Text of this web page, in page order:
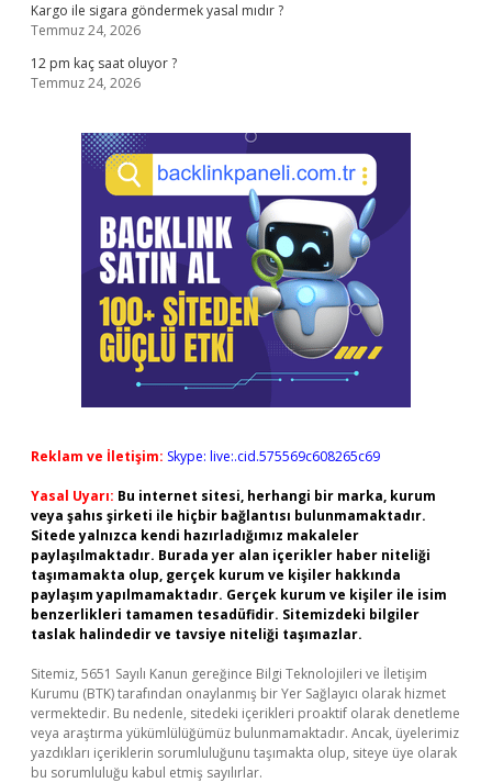
Kargo ile sigara göndermek yasal mıdır ?
Temmuz 24, 2026
12 pm kaç saat oluyor ?
Temmuz 24, 2026
Reklam ve İletişim: Skype: live:.cid.575569c608265c69
Yasal Uyarı: Bu internet sitesi, herhangi bir marka, kurum
veya şahıs şirketi ile hiçbir bağlantısı bulunmamaktadır.
Sitede yalnızca kendi hazırladığımız makaleler
paylaşılmaktadır. Burada yer alan içerikler haber niteliği
taşımamakta olup, gerçek kurum ve kişiler hakkında
paylaşım yapılmamaktadır. Gerçek kurum ve kişiler ile isim
benzerlikleri tamamen tesadüfidir. Sitemizdeki bilgiler
taslak halindedir ve tavsiye niteliği taşımazlar.
Sitemiz, 5651 Sayılı Kanun gereğince Bilgi Teknolojileri ve İletişim
Kurumu (BTK) tarafından onaylanmış bir Yer Sağlayıcı olarak hizmet
vermektedir. Bu nedenle, sitedeki içerikleri proaktif olarak denetleme
veya araştırma yükümlülüğümüz bulunmamaktadır. Ancak, üyelerimiz
yazdıkları içeriklerin sorumluluğunu taşımakta olup, siteye üye olarak
bu sorumluluğu kabul etmiş sayılırlar.